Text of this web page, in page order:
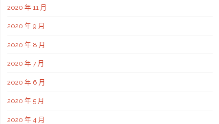
2020 年 11 月
2020 年 9 月
2020 年 8 月
2020 年 7 月
2020 年 6 月
2020 年 5 月
2020 年 4 月